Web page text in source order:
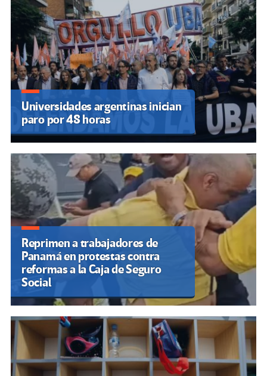
Universidades argentinas inician
paro por 48 horas
Reprimen a trabajadores de
Panamá en protestas contra
reformas a la Caja de Seguro
Social